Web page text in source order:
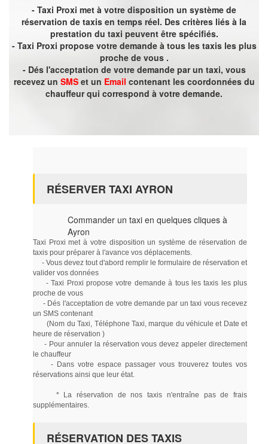
- Taxi Proxi met à votre disposition un système de
réservation de taxis en temps réel. Des critères liés à la
prestation du taxi peuvent être spécifiés.
- Taxi Proxi propose votre demande à tous les taxis les plus
proche de vous .
- Dés l'acceptation de votre demande par un taxi, vous
recevez un SMSet un Email contenant les coordonnées du
chauffeur qui correspond à votre demande.
RÉSERVER TAXI AYRON
Commander un taxi en quelques cliques à
Ayron
Taxi Proxi met à votre disposition un système de réservation de
taxis pour préparer à l'avance vos déplacements.
- Vous devez tout d'abord remplir le formulaire de réservation et
valider vos données
- Taxi Proxi propose votre demande à tous les taxis les plus
proche de vous
- Dés l'acceptation de votre demande par un taxi vous recevez
un SMS contenant
(Nom du Taxi, Téléphone Taxi, marque du véhicule et Date et
heure de réservation )
- Pour annuler la réservation vous devez appeler directement
le chauffeur
- Dans votre espace passager vous trouverez toutes vos
réservations ainsi que leur état.
* La réservation de nos taxis n'entraîne pas de frais
supplémentaires.
RÉSERVATION DES TAXIS